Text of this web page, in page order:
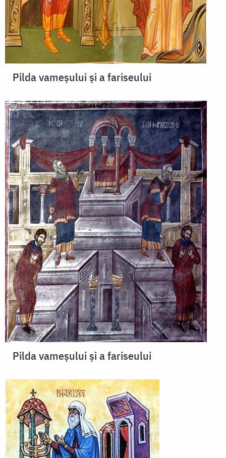
Pilda vameșului și a fariseului
Pilda vameșului și a fariseului